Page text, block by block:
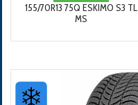
155/70R13 75Q ESKIMO S3 TL
MS